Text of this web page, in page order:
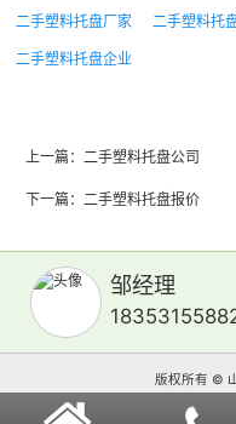
二手塑料托盘厂家
二手塑料托
二手塑料托盘企业
上一篇： 二手塑料托盘公司
下一篇： 二手塑料托盘报价
邹经理
版权所有 ©